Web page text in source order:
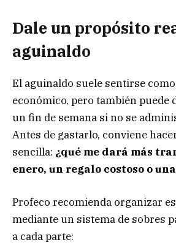
Dale un propósito
aguinaldo
El aguinaldo suele sentirse
económico, pero también puede
un fin de semana si no se
Antes de gastarlo, conviene
sencilla: ¿qué me dará más
enero, un regalo costoso o
Profeco recomienda organizar
mediante un sistema de sobres
a cada parte: